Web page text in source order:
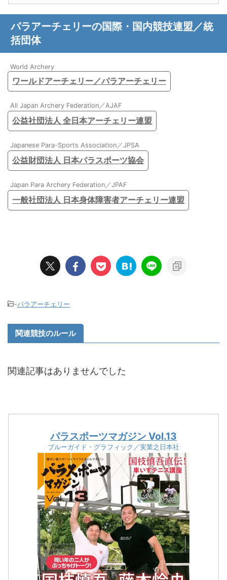
パラアーチェリーの国際・国内競技連盟／統
括団体
World Archery
ワールドアーチェリー／パラアーチェリー
All Japan Archery Federation／AJAF
公益社団法人 全日本アーチェリー連盟
Japanese Para-Sports Association／JPSA
公益財団法人 日本パラスポーツ協会
Japan Para Archery Federation／JPAF
一般社団法人 日本身体障害者アーチェリー連盟
-パラアーチェリー
関連競技のルール
関連記事はありませんでした
パラスポーツマガジン Vol.13
ブルーガイド・グラフィック／実業之日本社